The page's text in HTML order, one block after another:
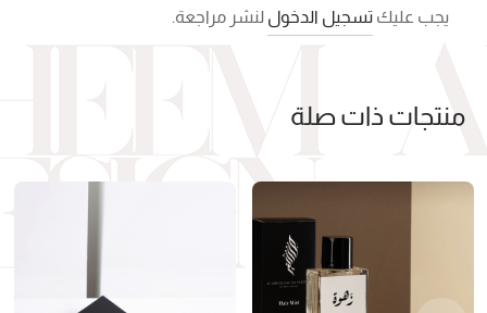
يجب عليك تسجيل الدخول لنشر مراجعة.
منتجات ذات صلة